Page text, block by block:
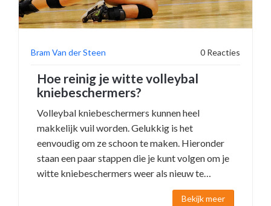
Bram Van der Steen 0 Reacties
Hoe reinig je witte volleybal
kniebeschermers?
Volleybal kniebeschermers kunnen heel
makkelijk vuil worden. Gelukkig is het
eenvoudig om ze schoon te maken. Hieronder
staan een paar stappen die je kunt volgen om je
witte kniebeschermers weer als nieuw te
machine met koud water en een mildBekijk meer